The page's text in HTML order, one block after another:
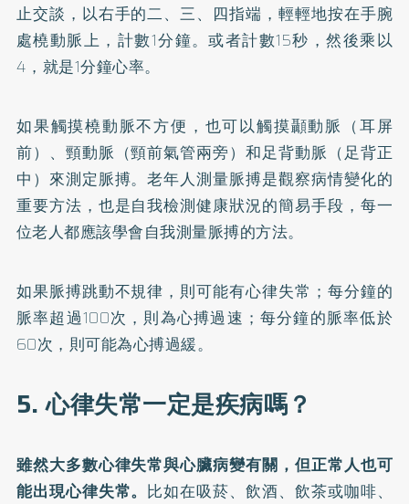
止交談，以右手的二、三、四指端，輕輕地按在手腕
處橈動脈上，計數1分鐘。或者計數15秒，然後乘以
4，就是1分鐘心率。
如果觸摸橈動脈不方便，也可以觸摸顳動脈（耳屏
前）、頸動脈（頸前氣管兩旁）和足背動脈（足背正
中）來測定脈搏。老年人測量脈搏是觀察病情變化的
重要方法，也是自我檢測健康狀況的簡易手段，每一
位老人都應該學會自我測量脈搏的方法。
如果脈搏跳動不規律，則可能有心律失常；每分鐘的
脈率超過100次，則為心搏過速；每分鐘的脈率低於
60次，則可能為心搏過緩。
5. 心律失常一定是疾病嗎？
雖然大多數心律失常與心臟病變有關，但正常人也可
能出現心律失常。 比如在吸菸、飲酒、飲茶或咖啡、